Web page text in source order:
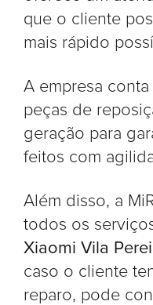
que o cliente
mais rápido
A empresa
peças de
geração para
feitos com
Além disso, a
todos os
Xiaomi Vila
caso o cliente
reparo, pode